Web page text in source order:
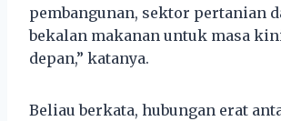
pembangunan, sektor pertanian
bekalan makanan untuk masa
depan,” katanya.
Beliau berkata, hubungan erat